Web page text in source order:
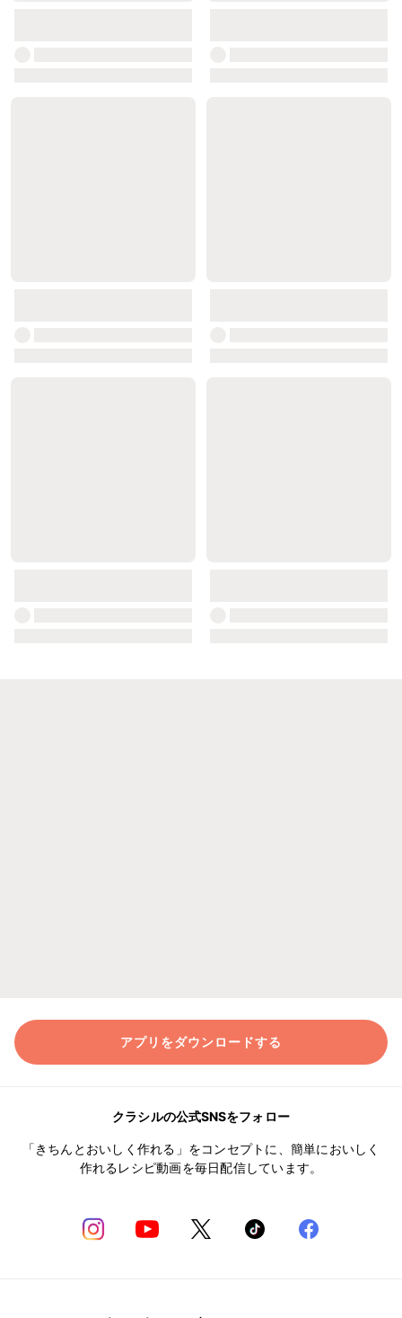
アプリをダウンロードする
クラシルの公式SNSをフォロー
「きちんとおいしく作れる」をコンセプトに、簡単においしく
作れるレシピ動画を毎日配信しています。